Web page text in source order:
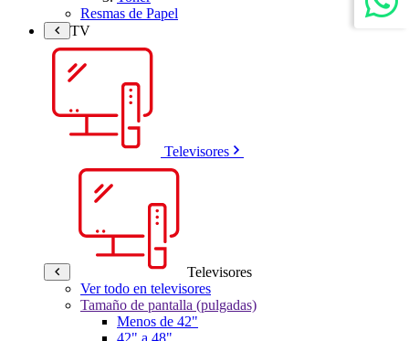
Resmas de Papel
TV
Televisores
Televisores
Ver todo en televisores
Tamaño de pantalla (pulgadas)
Menos de 42"
42" a 48"